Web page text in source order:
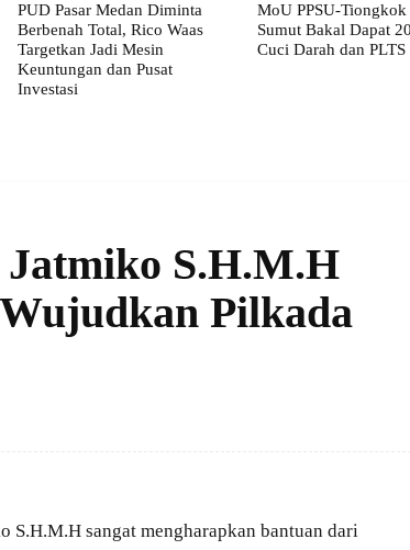
PUD Pasar Medan Diminta
Berbenah Total, Rico Waas
Targetkan Jadi Mesin
Keuntungan dan Pusat
Investasi
MoU PPSU-
Sumut Bakal Dapat
Cuci Darah dan
S.H.M.H
Pilkada
sangat mengharapkan bantuan dari